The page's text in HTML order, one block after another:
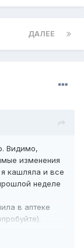
ДАЛЕЕ
Видимо,
изменения
кашляла и все
неделе
в аптеке
Я так